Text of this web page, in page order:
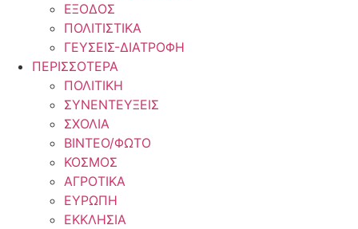
ΕΞΟΔΟΣ
ΠΟΛΙΤΙΣΤΙΚΑ
ΓΕΥΣΕΙΣ-ΔΙΑΤΡΟΦΗ
ΠΕΡΙΣΣΟΤΕΡΑ
ΠΟΛΙΤΙΚΗ
ΣΥΝΕΝΤΕΥΞΕΙΣ
ΣΧΟΛΙΑ
ΒΙΝΤΕΟ/ΦΩΤΟ
ΚΟΣΜΟΣ
ΑΓΡΟΤΙΚΑ
ΕΥΡΩΠΗ
ΕΚΚΛΗΣΙΑ